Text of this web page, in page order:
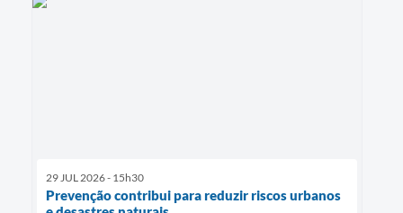
29 JUL 2026 - 15h30
Prevenção contribui para reduzir riscos urbanos